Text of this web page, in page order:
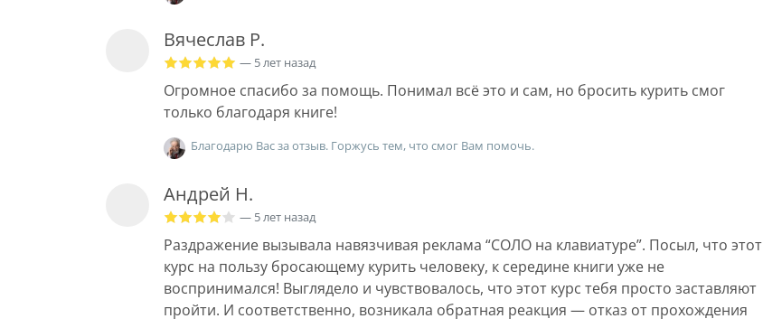
Вячеслав Р.
— 5 лет назад
Огромное спасибо за помощь. Понимал всё это и сам, но бросить курить смог
только благодаря книге!
Благодарю Вас за отзыв. Горжусь тем, что смог Вам помочь.
Андрей Н.
— 5 лет назад
Раздражение вызывала навязчивая реклама “СОЛО на клавиатуре”. Посыл, что этот
курс на пользу бросающему курить человеку, к середине книги уже не
воспринимался! Выглядело и чувствовалось, что этот курс тебя просто заставляют
пройти. И соответственно, возникала обратная реакция — отказ от прохождения